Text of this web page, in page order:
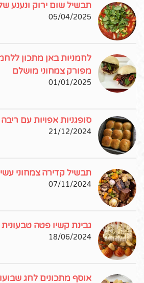
תבשיל שום ירוק ונענע
05/04/2025
לחמניות באן מתכון
מפורק צמחוני מושלם
01/01/2025
סופגניות אפויות עם
21/12/2024
תבשיל קדירה צמחוני עשיר
07/11/2024
גבינת קשיו פטה טבעונית
18/06/2024
אוסף מתכונים לחג